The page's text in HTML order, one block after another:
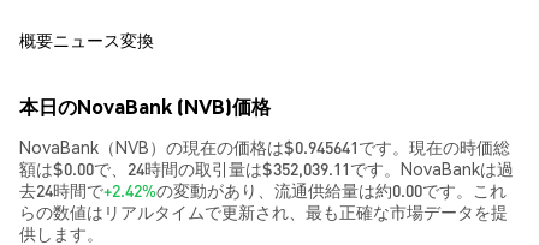
概要ニュース変換
本日のNovaBank (NVB)価格
NovaBank（NVB）の現在の価格は$0.945641です。現在の時価総
額は$0.00で、24時間の取引量は$352,039.11です。NovaBankは過
去24時間で+2.42%の変動があり、流通供給量は約0.00です。これ
らの数値はリアルタイムで更新され、最も正確な市場データを提
供します。